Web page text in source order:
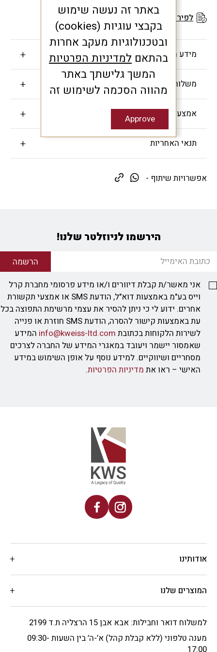
לפירוט תנאי האחריות
מידע חשוב
משלוחים והחזרות
אמצעי תשלום
תנאי האחריות
אפשרויות שיתוף -
הירשמו לניוזלטר שלנו!
הרשמה
אני מאשר/ת קבלת דיוורים ו/או מידע פרסומי מחברת קרל
וייס בע"מ באמצעות דוא"ל, הודעת SMS או אמצעי תקשורת
אחרים. ידוע לי כי ניתן להסיר את עצמי מרשימת התפוצה בכל
עת באמצעות קישור להסרה, הודעת SMS חוזרת או פנייה
לשירות הלקוחות בכתובת info@kweiss-ltd.com המידע
שאמסור יישמר ויעובד במאגרי המידע של החברה לצרכים
מסחריים ושיווקיים. למידע נוסף על אופן השימוש במידע
האישי – ראו את מדיניות הפרטיות.
אודותינו
המוצרים שלנו
למשלוח דואר וחבילות: אבא אבן 15 הרצליה ת.ד 2199
מענה טלפוני (ללא קבלת קהל) א’-ה’ בין השעות 09:30-
17:00
באתר זה נעשה שימוש
בקבצי עוגיות (cookies)
ובטכנולוגיות מעקב אחרות
בהתאם למדיניות הפרטיות
המשך גלישתך באתר
מהווה הסכמה לשימוש זה
Approve